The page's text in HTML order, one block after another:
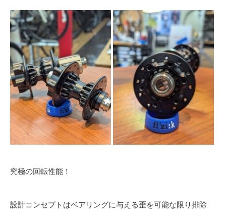
究極の回転性能！
設計コンセプトはベアリングに与える歪を可能な限り排除